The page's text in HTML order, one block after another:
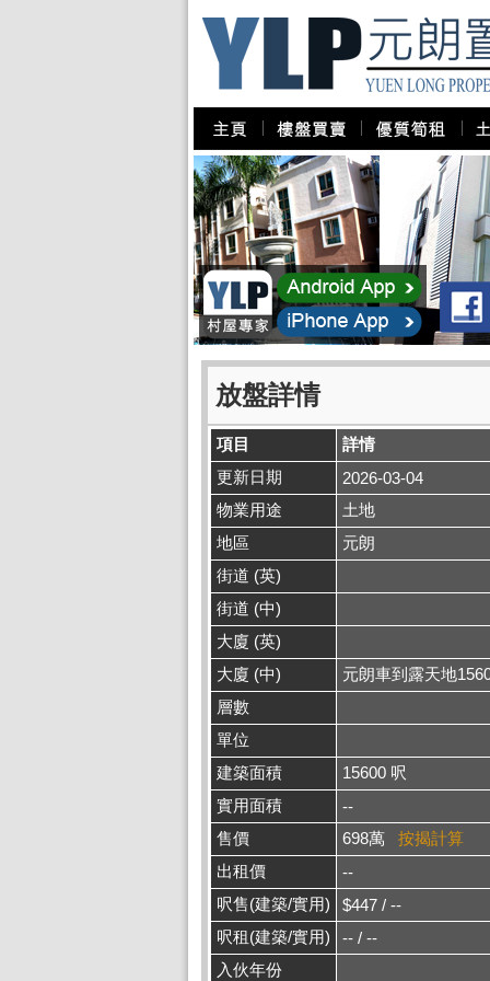
放盤詳情
項目
詳情
更新日期
2026-03-04
物業用途
土地
地區
元朗
街道 (英)
街道 (中)
大廈 (英)
大廈 (中)
元朗車到露天地
層數
單位
建築面積
15600 呎
實用面積
--
售價
698萬 按揭計算
出租價
--
呎售(建築/實用)
$447 / --
呎租(建築/實用)
-- / --
入伙年份